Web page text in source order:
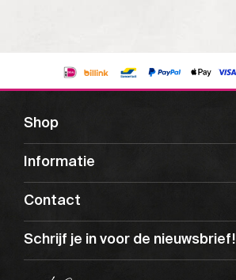
Shop
Informatie
Contact
Schrijf je in voor de nieuwsbrief!